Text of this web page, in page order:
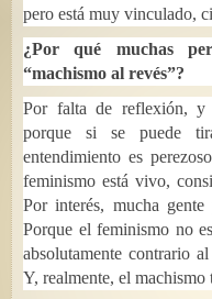
pero está muy vinculado,
¿Por qué muchas
“machismo al revés”?
Por falta de reflexión, y
porque si se puede
entendimiento es
feminismo está vivo,
Por interés, mucha
Porque el feminismo no
absolutamente contrario
Y, realmente, el machismo